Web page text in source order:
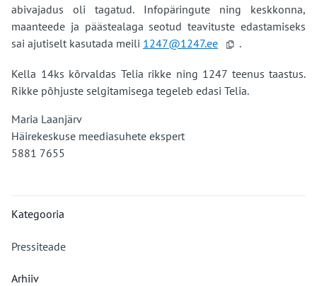
abivajadus oli tagatud. Infopäringute ning keskkonna,
maanteede ja päästealaga seotud teavituste edastamiseks
sai ajutiselt kasutada meili
@124  .
Kella 14ks kõrvaldas Telia rikke ning 1247 teenus taastus.
Rikke põhjuste selgitamisega tegeleb edasi Telia.
Maria Laanjärv
Häirekeskuse meediasuhete ekspert
5881 7655
Kategooria
Pressiteade
Arhiiv